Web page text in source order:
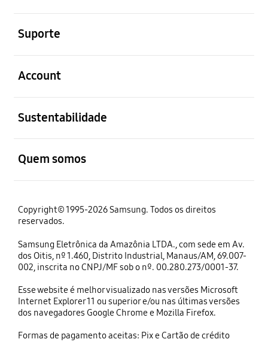
Suporte
Account
Sustentabilidade
Quem somos
Copyright© 1995-2026 Samsung. Todos os direitos
reservados.
Samsung Eletrônica da Amazônia LTDA., com sede em Av.
dos Oitis, nº 1.460, Distrito Industrial, Manaus/AM, 69.007-
002, inscrita no CNPJ/MF sob o nº. 00.280.273/0001-37.
Esse website é melhor visualizado nas versões Microsoft
Internet Explorer 11 ou superior e/ou nas últimas versões
dos navegadores Google Chrome e Mozilla Firefox.
Formas de pagamento aceitas: Pix e Cartão de crédito